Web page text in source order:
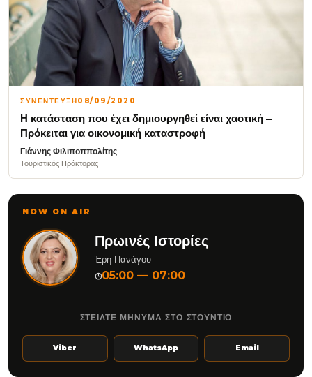
ΣΥΝΕΝΤΕΥΞΗ08/09/2020
Η κατάσταση που έχει δημιουργηθεί είναι χαοτική –
Πρόκειται για οικονομική καταστροφή
Γιάννης Φιλιποππολίτης
Τουριστικός Πράκτορας
NOW ON AIR
Πρωινές Ιστορίες
Έρη Πανάγου
◷05:00 — 07:00
ΣΤΕΙΛΤΕ ΜΗΝΥΜΑ ΣΤΟ ΣΤΟΥΝΤΙΟ
Viber WhatsApp Email